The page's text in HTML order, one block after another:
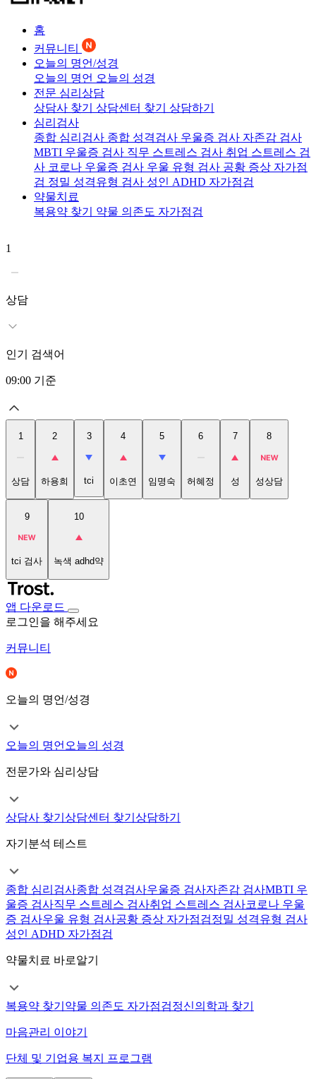
홈
커뮤니티
오늘의 명언/성경
오늘의 명언 오늘의 성경
전문 심리상담
상담사 찾기 상담센터 찾기 상담하기
심리검사
종합 심리검사 종합 성격검사 우울증 검사 자존감 검사
MBTI 우울증 검사 직무 스트레스 검사 취업 스트레스 검
사 코로나 우울증 검사 우울 유형 검사 공황 증상 자가점
검 정밀 성격유형 검사 성인 ADHD 자가점검
약물치료
복용약 찾기 약물 의존도 자가점검
1
상담
인기 검색어
09:00 기준
1
상담
2
하용희
3
tci
4
이초연
5
임명숙
6
허혜정
7
성
8
성상담
9
tci 검사
10
녹색 adhd약
앱 다운로드
로그인을 해주세요
커뮤니티
오늘의 명언/성경
오늘의 명언 오늘의 성경
전문가와 심리상담
상담사 찾기 상담센터 찾기 상담하기
자기분석 테스트
종합 심리검사종합 성격검사우울증 검사자존감 검사MBTI 우
울증 검사직무 스트레스 검사취업 스트레스 검사코로나 우울
증 검사우울 유형 검사공황 증상 자가점검정밀 성격유형 검사
성인 ADHD 자가점검
약물치료 바로알기
복용약 찾기 약물 의존도 자가점검정신의학과 찾기
마음관리 이야기
단체 및 기업용 복지 프로그램